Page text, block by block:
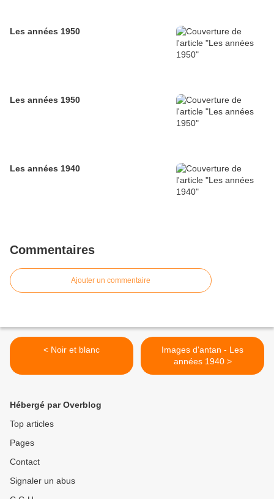
Les années 1950
Les années 1950
Les années 1940
Commentaires
Ajouter un commentaire
< Noir et blanc
Images d'antan - Les
années 1940 >
Hébergé par Overblog
Top articles
Pages
Contact
Signaler un abus